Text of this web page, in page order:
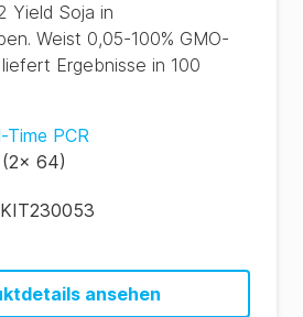
Yield Soja in
Weist 0,05-100% GMO-
Ergebnisse in 100
Time PCR
(2x 64)
KIT230053
ansehen